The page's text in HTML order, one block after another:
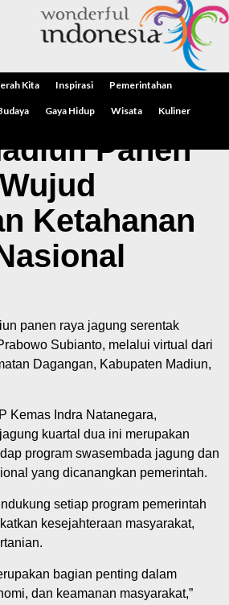
Kita Inspirasi Pemerintahan
Gaya Hidup Wisata Kuliner
Panen
Ketahanan
panen raya jagung serentak
Subianto, melalui virtual dari
Dagangan, Kabupaten Madiun,
Kemas Indra Natanegara,
kuartal dua ini merupakan
program swasembada jagung dan
yang dicanangkan pemerintah.
setiap program pemerintah
kesejahteraan masyarakat,
bagian penting dalam
dan keamanan masyarakat,”